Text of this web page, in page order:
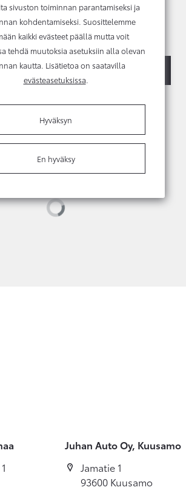
tai vaihtotarjousta
Myyjien yhteystiedot
Juhan Auto Oy, Kuusamo
Jamatie 1
93600 Kuusamo
sivuston toiminnan parantamiseksi ja
kohdentamiseksi. Suosittelemme
kaikki evästeet päällä mutta voit
tehdä muutoksia asetuksiin alla olevan
kautta. Lisätietoa on saatavilla
evästeasetuksissa.
Hyväksyn
En hyväksy